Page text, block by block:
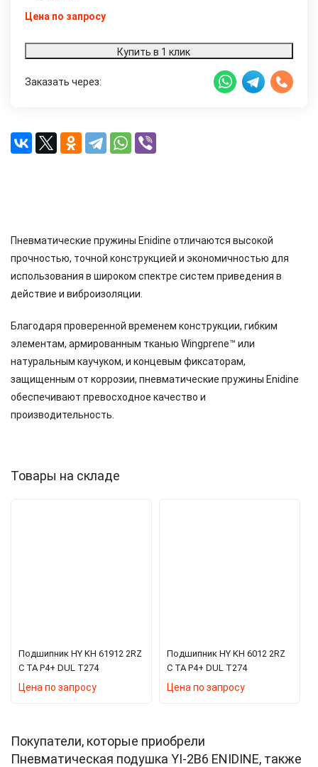
Цена по запросу
Купить в 1 клик
Заказать через:
Пневматические пружины Enidine отличаются высокой
прочностью, точной конструкцией и экономичностью для
использования в широком спектре систем приведения в
действие и виброизоляции.
Благодаря проверенной временем конструкции, гибким
элементам, армированным тканью Wingprene™ или
натуральным каучуком, и концевым фиксаторам,
защищенным от коррозии, пневматические пружины Enidine
обеспечивают превосходное качество и
производительность.
Товары на складе
Подшипник HY KH 61912 2RZ
C TA P4+ DUL T274
Цена по запросу
Подшипник HY KH 6012 2RZ
C TA P4+ DUL T274
Цена по запросу
Покупатели, которые приобрели
Пневматическая подушка YI-2B6 ENIDINE, также